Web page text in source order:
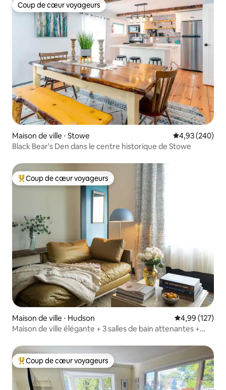
Coup de cœur voyageurs
Coup de cœur voyageurs
Maison de ville ⋅ Stowe Évaluation
4,93 (240)
Black Bear's Den dans le centre historique de Stowe
Coups de cœur voyageurs les plus appréciés
Coup de cœur voyageurs
Maison de ville ⋅ Hudson Évaluation
4,99 (127)
Maison de ville élégante + 3 salles de bain attenantes +
Coups de cœur voyageurs les plus appréciés
Coup de cœur voyageurs